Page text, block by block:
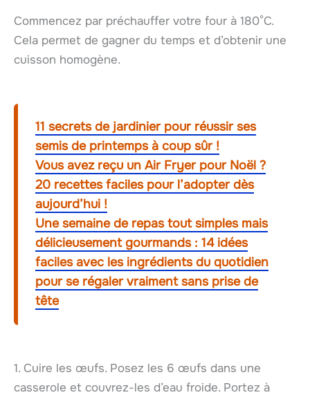
Commencez par préchauffer votre four à 180°C.
Cela permet de gagner du temps et d’obtenir une
cuisson homogène.
11 secrets de jardinier pour réussir ses
semis de printemps à coup sûr !
Vous avez reçu un Air Fryer pour Noël ?
20 recettes faciles pour l’adopter dès
aujourd’hui !
Une semaine de repas tout simples mais
délicieusement gourmands : 14 idées
faciles avec les ingrédients du quotidien
pour se régaler vraiment sans prise de
tête
1. Cuire les œufs. Posez les 6 œufs dans une
casserole et couvrez-les d’eau froide. Portez à